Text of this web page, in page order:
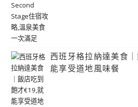
西班牙格拉納達美食
能享受道地風味餐